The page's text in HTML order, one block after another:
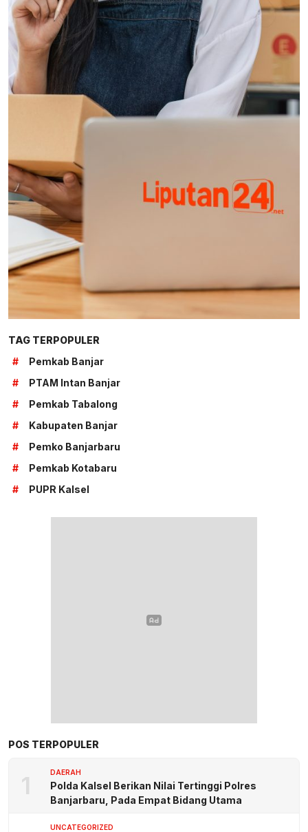
TAG TERPOPULER
#
Pemkab Banjar
#
PTAM Intan Banjar
#
Pemkab Tabalong
#
Kabupaten Banjar
#
Pemko Banjarbaru
#
Pemkab Kotabaru
#
PUPR Kalsel
POS TERPOPULER
1 DAERAH
Polda Kalsel Berikan Nilai Tertinggi Polres
Banjarbaru, Pada Empat Bidang Utama
UNCATEGORIZED